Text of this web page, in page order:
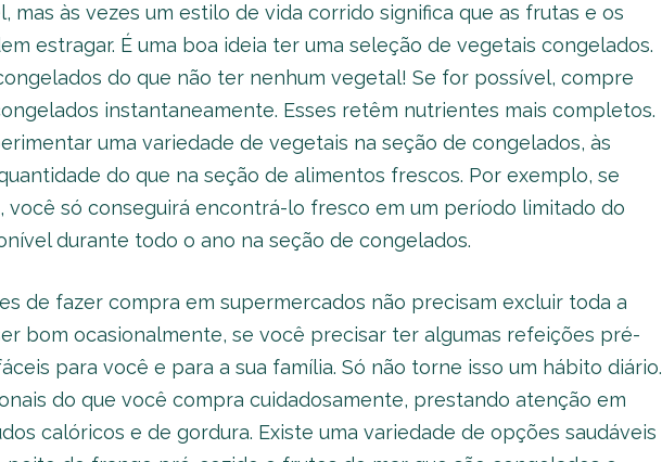
mas às vezes um estilo de vida corrido significa que as frutas e os
estragar. É uma boa ideia ter uma seleção de vegetais congelados.
do que não ter nenhum vegetal! Se for possível, compre
instantaneamente. Esses retêm nutrientes mais completos.
uma variedade de vegetais na seção de congelados, às
do que na seção de alimentos frescos. Por exemplo, se
você só conseguirá encontrá-lo fresco em um período limitado do
durante todo o ano na seção de congelados.
de fazer compra em supermercados não precisam excluir toda a
bom ocasionalmente, se você precisar ter algumas refeições pré-
para você e para a sua família. Só não torne isso um hábito diário.
do que você compra cuidadosamente, prestando atenção em
calóricos e de gordura. Existe uma variedade de opções saudáveis